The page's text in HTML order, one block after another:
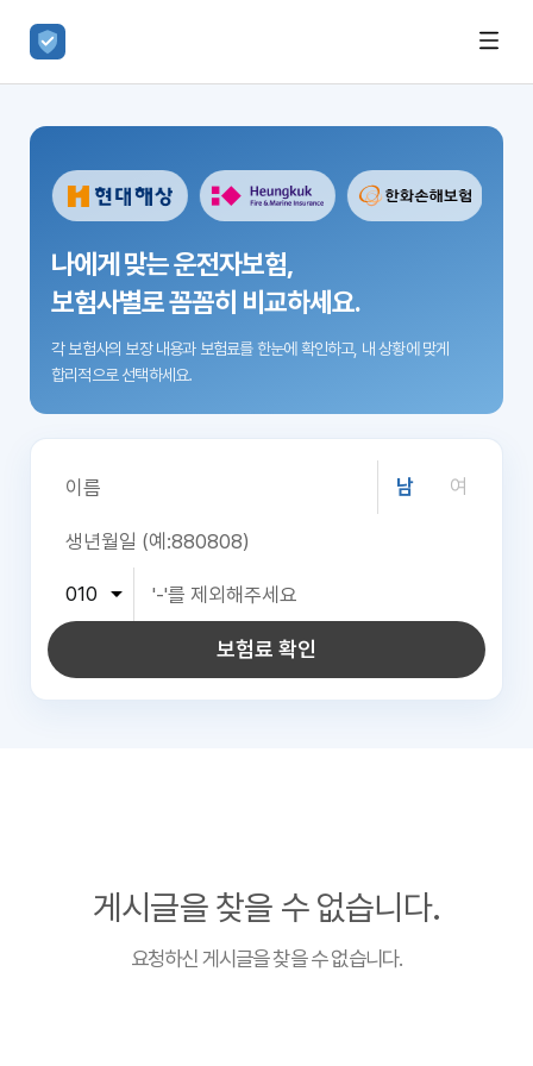
나에게 맞는 운전자보험,
보험사별로 꼼꼼히 비교하세요.
각 보험사의 보장 내용과 보험료를 한눈에 확인하고, 내 상황에 맞게
합리적으로 선택하세요.
남 여
보험료 확인
게시글을 찾을 수 없습니다.
요청하신 게시글을 찾을 수 없습니다.